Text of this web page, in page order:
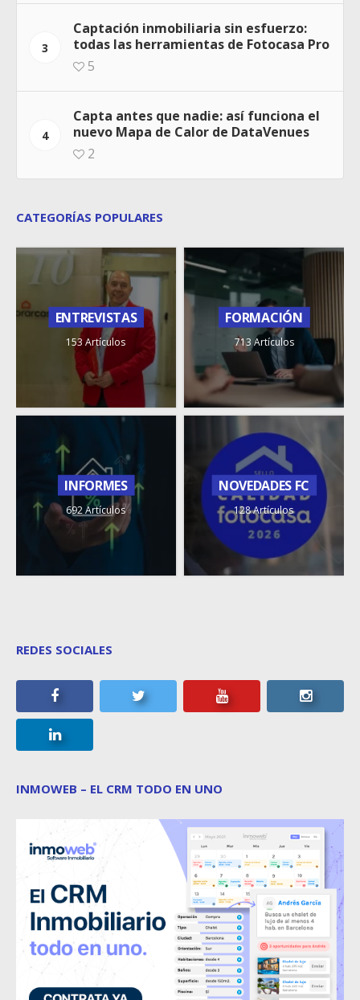
3
Captación inmobiliaria sin esfuerzo:
todas las herramientas de Fotocasa Pro
5
4
Capta antes que nadie: así funciona el
nuevo Mapa de Calor de DataVenues
2
CATEGORÍAS POPULARES
ENTREVISTAS
153 Artículos
FORMACIÓN
713 Artículos
INFORMES
692 Artículos
NOVEDADES FC
128 Artículos
REDES SOCIALES
INMOWEB – EL CRM TODO EN UNO